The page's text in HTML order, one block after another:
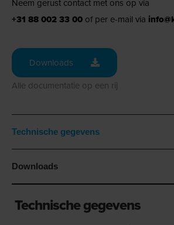
Neem gerust contact met ons op via
+31 88 002 33 00 of per e-mail via
Downloads
Alle documentatie op een rij
Technische gegevens
Downloads
Technische gegevens